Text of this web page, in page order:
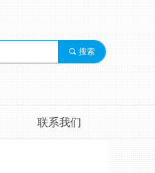
끠 搜索
联系我们